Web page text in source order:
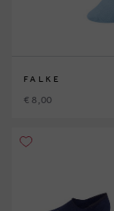
FALKE
€ 8,00